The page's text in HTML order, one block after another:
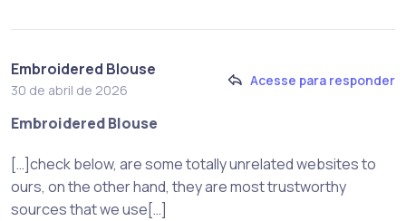
Embroidered Blouse
30 de abril de 2026
Acesse para responder
Embroidered Blouse
[…]check below, are some totally unrelated websites to
ours, on the other hand, they are most trustworthy
sources that we use[…]